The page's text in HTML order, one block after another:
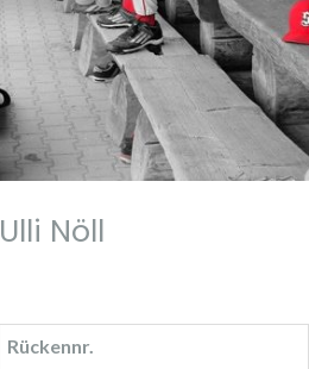
Ulli Nöll
Rückennr.